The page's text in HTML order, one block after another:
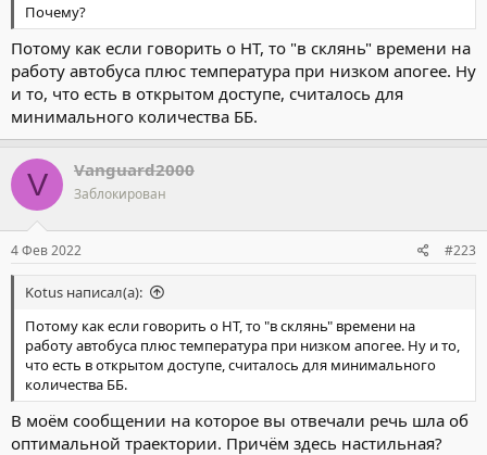
Почему?
Потому как если говорить о НТ, то "в склянь" времени на
работу автобуса плюс температура при низком апогее. Ну
и то, что есть в открытом доступе, считалось для
минимального количества ББ.
V Vanguard2000
Заблокирован
4 Фев 2022 #223
Kotus написал(а):
Потому как если говорить о НТ, то "в склянь" времени на
работу автобуса плюс температура при низком апогее. Ну и то,
что есть в открытом доступе, считалось для минимального
количества ББ.
В моём сообщении на которое вы отвечали речь шла об
оптимальной траектории. Причём здесь настильная?